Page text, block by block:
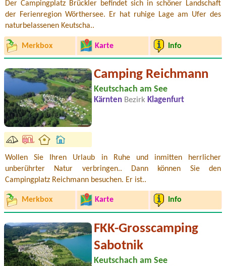
Der Campingplatz Brückler befindet sich in schöner Landschaft
der Ferienregion Wörthersee. Er hat ruhige Lage am Ufer des
naturbelassenen Keutscha..
Merkbox Karte Info
Camping Reichmann
Keutschach am See
Kärnten Bezirk Klagenfurt
Wollen Sie Ihren Urlaub in Ruhe und inmitten herrlicher
unberührter Natur verbringen.. Dann können Sie den
Campingplatz Reichmann besuchen. Er ist..
Merkbox Karte Info
FKK-Grosscamping
Sabotnik
Keutschach am See